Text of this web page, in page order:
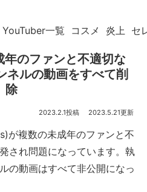
YouTuber一覧 コスメ 炎上 セ
のファンと不適切な
ネルの動画をすべて削
除
2023.2.1 2023.5.21
が複数の未成年のファンと不
され問題になっています。執
の動画はすべて非公開になっ